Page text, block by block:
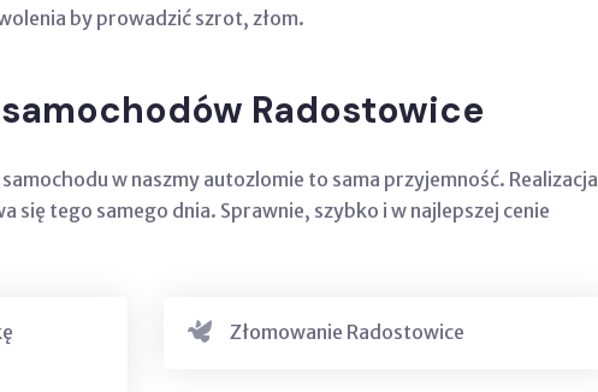
by prowadzić szrot, złom.
Radostowice
w naszmy autozlomie to sama przyjemność. Realizacja
się tego samego dnia. Sprawnie, szybko i w najlepszej cenie
Złomowanie Radostowice